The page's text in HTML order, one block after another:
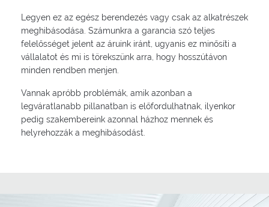
Legyen ez az egész berendezés vagy csak az alkatrészek
meghibásodása. Számunkra a garancia szó teljes
felelősséget jelent az áruink iránt, ugyanis ez minősíti a
vállalatot és mi is törekszünk arra, hogy hosszútávon
minden rendben menjen.
Vannak apróbb problémák, amik azonban a
legváratlanabb pillanatban is előfordulhatnak, ilyenkor
pedig szakembereink azonnal házhoz mennek és
helyrehozzák a meghibásodást.